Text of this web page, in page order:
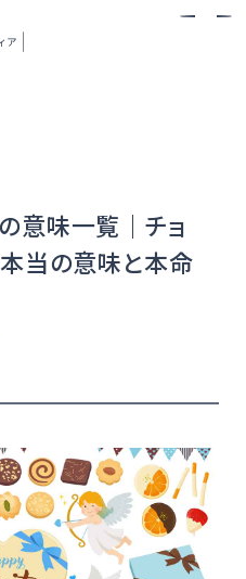
意味一覧｜チョ
本当の意味と本命